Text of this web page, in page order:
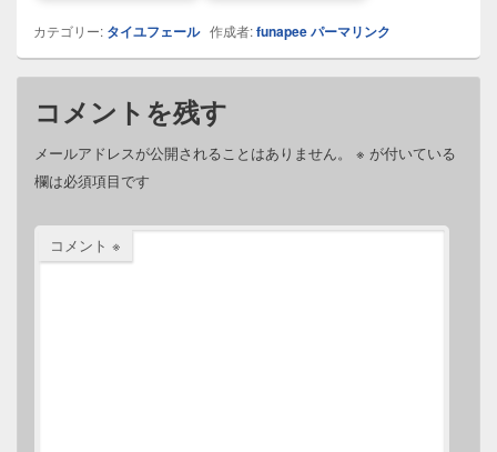
カテゴリー: タイユフェール作成者:funapeeパーマリンク
コメントを残す
メールアドレスが公開されることはありません。 ※ が付いている
欄は必須項目です
コメント ※